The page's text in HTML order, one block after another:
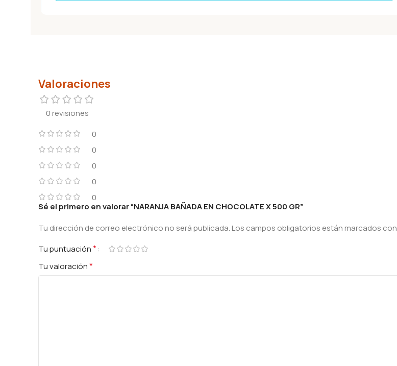
Valoraciones
0 revisiones
0
0
0
0
0
Sé el primero en valorar “NARANJA BAÑADA EN CHOCOLATE X 500 GR”
Tu dirección de correo electrónico no será publicada.Los campos obligatorios están marcados con
Tu puntuación*
Tu valoración*